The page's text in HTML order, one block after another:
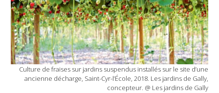
Culture de fraises sur jardins suspendus installés sur le site d’une
ancienne décharge, Saint-Cyr-l’École, 2018. Les jardins de Gally,
concepteur. @ Les jardins de Gally